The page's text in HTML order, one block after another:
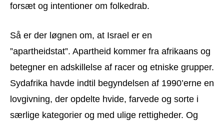
forsæt og intentioner om folkedrab.
Så er der løgnen om, at Israel er en
”apartheidstat”. Apartheid kommer fra afrikaans og
betegner en adskillelse af racer og etniske grupper.
Sydafrika havde indtil begyndelsen af 1990’erne en
lovgivning, der opdelte hvide, farvede og sorte i
særlige kategorier og med ulige rettigheder. Og